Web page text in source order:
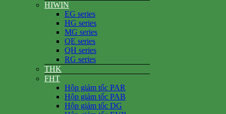
HIWIN
EG series
HG series
MG series
QE series
QH series
RG series
THK
FHT
Hộp giảm tốc PAR
Hộp giảm tốc PAB
Hộp giảm tốc DG